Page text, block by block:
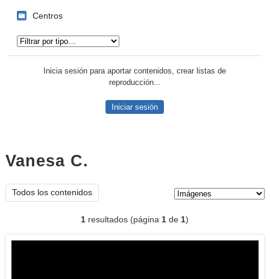
Centros
Inicia sesión para aportar contenidos, crear listas de
reproducción...
Iniciar sesión
Vanesa C.
Todos los contenidos
1 resultados (página1 de1)